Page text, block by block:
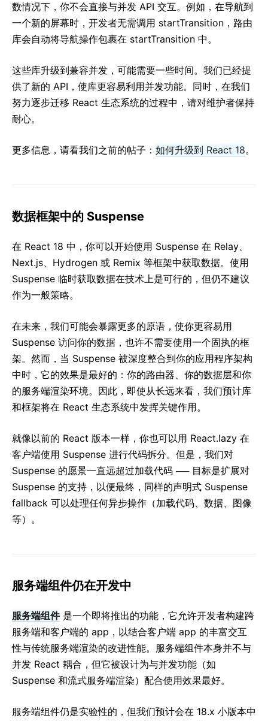
数情况下，你不会直接与并发 API 交互。例如，在导航到
一个新的屏幕时，开发者无需调用 startTransition，路由
库会自动将导航操作包裹在 startTransition 中。
这些库升级到兼容并发，可能需要一些时间。我们已经提
供了新的 API，使库更容易利用并发功能。同时，在我们
努力逐步迁移 React 生态系统的过程中，请对维护者保持
耐心。
更多信息，请看我们之前的帖子： 如何升级到 React 18。
数据框架中的 Suspense
在 React 18 中，你可以开始使用 Suspense 在 Relay、
Next.js、Hydrogen 或 Remix 等框架中获取数据。使用
Suspense 临时获取数据在技术上是可行的，但仍不建议
作为一般策略。
在未来，我们可能会暴露更多的原语，使你更容易用
Suspense 访问你的数据，也许不需要使用一个固执的框
架。然而，当 Suspense 被深度整合到你的应用程序架构
中时，它的效果是最好的：你的路由器、你的数据层和你
的服务端渲染环境。因此，即使从长远来看，我们预计库
和框架将在 React 生态系统中发挥关键作用。
就像以前的 React 版本一样，你也可以用 React.lazy 在
客户端使用 Suspense 进行代码拆分。但是，我们对
Suspense 的愿景一直远超过加载代码 ── 目标是扩展对
Suspense 的支持，以便最终，同样的声明式 Suspense
fallback 可以处理任何异步操作（加载代码、数据、图像
等）。
服务端组件仍在开发中
服务端组件是一个即将推出的功能，它允许开发者构建跨
服务端和客户端的 app，以结合客户端 app 的丰富交互
性与传统服务端渲染的改进性能。服务端组件本身并不与
并发 React 耦合，但它被设计为与并发功能（如
Suspense 和流式服务端渲染）配合使用效果最好。
服务端组件仍是实验性的，但我们预计会在 18.x 小版本中